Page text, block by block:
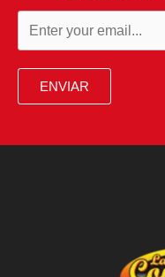
ENVIAR